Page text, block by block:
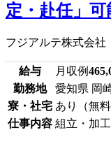
定・赴任」
フジアルテ株式会社
給与 月収例
勤務地
愛知県 岡
寮・社宅 あり（無料
仕事内容 組立・加